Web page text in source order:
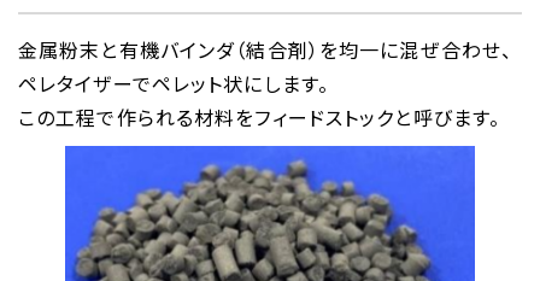
金属粉末と有機バインダ（結合剤）を均一に混ぜ合わせ、
ペレタイザーでペレット状にします。
この工程で作られる材料をフィードストックと呼びます。